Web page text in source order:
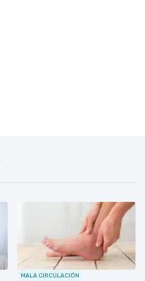
MALA CIRCULACIÓN